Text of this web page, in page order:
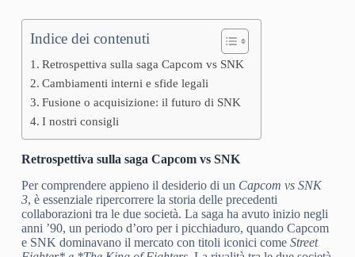
Indice dei contenuti
Retrospettiva sulla saga Capcom vs SNK
Cambiamenti interni e sfide legali
Fusione o acquisizione: il futuro di SNK
I nostri consigli
Retrospettiva sulla saga Capcom vs SNK
Per comprendere appieno il desiderio di un Capcom vs SNK
3, è essenziale ripercorrere la storia delle precedenti
collaborazioni tra le due società. La saga ha avuto inizio negli
anni ’90, un periodo d’oro per i picchiaduro, quando Capcom
e SNK dominavano il mercato con titoli iconici come Street